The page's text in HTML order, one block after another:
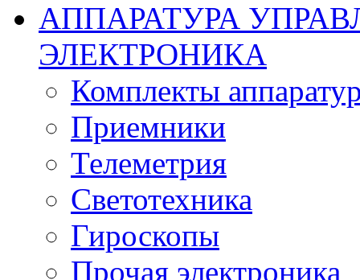
АППАРАТУРА
ЭЛЕКТРОНИКА
Комплекты
Приемники
Телеметрия
Светотехника
Гироскопы
Прочая электроника